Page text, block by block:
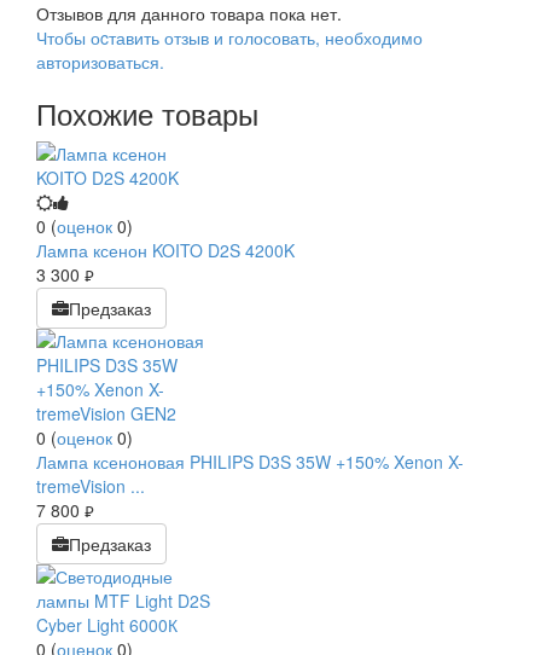
Отзывов для данного товара пока нет.
Чтобы оcтавить отзыв и голосовать, необходимо
авторизоваться.
Похожие товары
0 (оценок 0)
Лампа ксенон KOITO D2S 4200K
3 300 руб.
Предзаказ
0 (оценок 0)
Лампа ксеноновая PHILIPS D3S 35W +150% Xenon X-
tremeVision ...
7 800 руб.
Предзаказ
0 (оценок 0)